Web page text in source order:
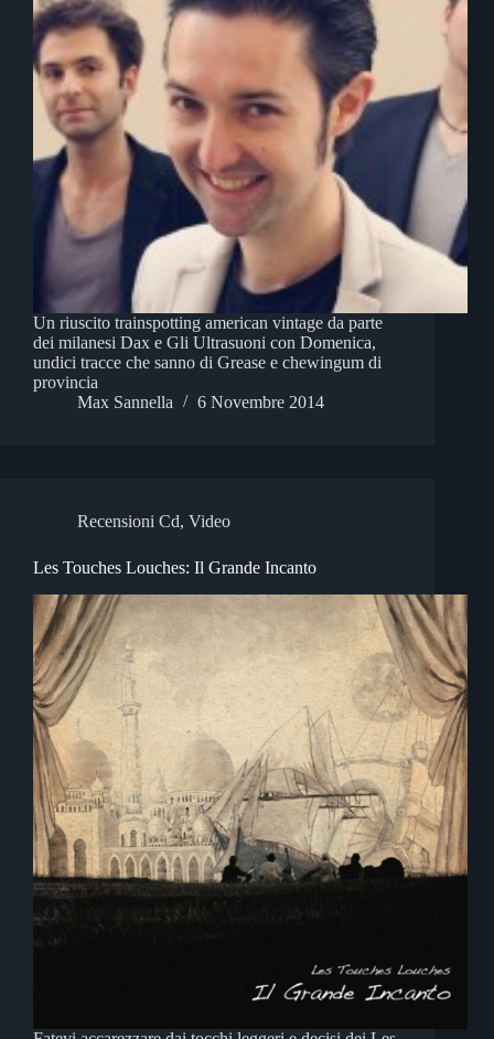
Un riuscito trainspotting american vintage da parte
dei milanesi Dax e Gli Ultrasuoni con Domenica,
undici tracce che sanno di Grease e chewingum di
provincia
Max Sannella
6 Novembre 2014
Recensioni Cd, Video
Les Touches Louches: Il Grande Incanto